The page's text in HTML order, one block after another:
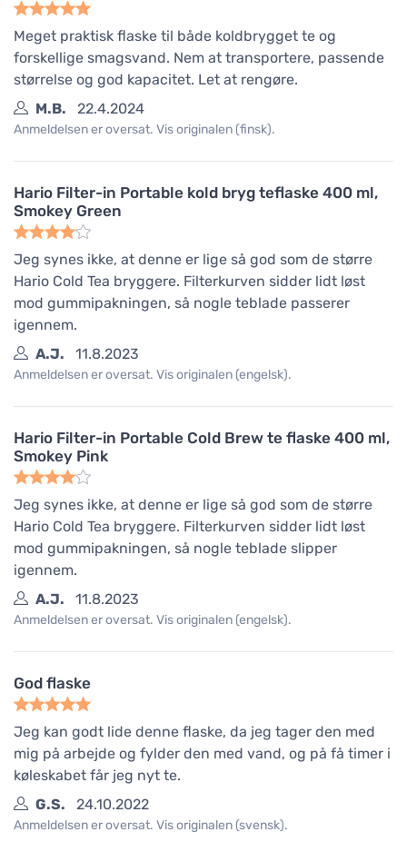
Meget praktisk flaske til både koldbrygget te og
forskellige smagsvand. Nem at transportere, passende
størrelse og god kapacitet. Let at rengøre.
M.B.
22.4.2024
Anmeldelsen er oversat. Vis originalen (finsk).
Hario Filter-in Portable kold bryg teflaske 400 ml,
Smokey Green
Jeg synes ikke, at denne er lige så god som de større
Hario Cold Tea bryggere. Filterkurven sidder lidt løst
mod gummipakningen, så nogle teblade passerer
igennem.
A.J.
11.8.2023
Anmeldelsen er oversat. Vis originalen (engelsk).
Hario Filter-in Portable Cold Brew te flaske 400 ml,
Smokey Pink
Jeg synes ikke, at denne er lige så god som de større
Hario Cold Tea bryggere. Filterkurven sidder lidt løst
mod gummipakningen, så nogle teblade slipper
igennem.
A.J.
11.8.2023
Anmeldelsen er oversat. Vis originalen (engelsk).
God flaske
Jeg kan godt lide denne flaske, da jeg tager den med
mig på arbejde og fylder den med vand, og på få timer i
køleskabet får jeg nyt te.
G.S.
24.10.2022
Anmeldelsen er oversat. Vis originalen (svensk).